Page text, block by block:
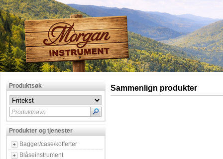
Produktsøk
Produktnavn
Produkter og tjenester
Bagger/case/kofferter
Blåseinstrument
Sammenlign produkter